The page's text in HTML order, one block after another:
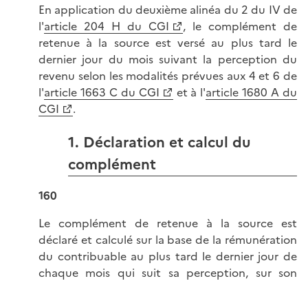
En application du deuxième alinéa du 2 du IV de
l'article 204 H du CGI
, le complément de
retenue à la source est versé au plus tard le
dernier jour du mois suivant la perception du
revenu selon les modalités prévues aux 4 et 6 de
l'article 1663 C du CGI et à l'article 1680 A du
CGI
.
1. Déclaration et calcul du
complément
160
Le complément de retenue à la source est
déclaré et calculé sur la base de la rémunération
du contribuable au plus tard le dernier jour de
chaque mois qui suit sa perception, sur son